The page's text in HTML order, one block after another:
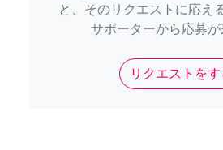
と、そのリクエストに応え
サポーターから応募が
リクエストをす